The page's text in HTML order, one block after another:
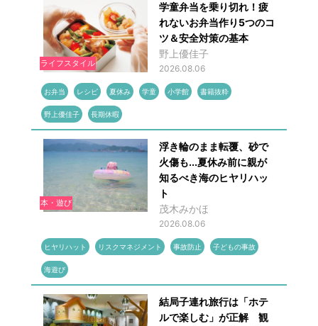
ライフスタイル
学童弁当を乗り切れ！疲
れないお弁当作り5つのコ
ツ＆安全対策の基本
野上優佳子
2026.08.06
お弁当 レシピ 夏休み 学童 小学館 書籍抜粋
野上優佳子 長期休暇
本・遊び
浮き輪のまま転覆、砂で
火傷も...夏休み前に親が
知るべき海のヒヤリハッ
ト
茂木みかほ
2026.08.06
ヒヤリハット リスクマネジメント 事故防止 子どもの事故
海遊び
結局子連れ旅行は「ホテ
ルで楽しむ」が正解 観